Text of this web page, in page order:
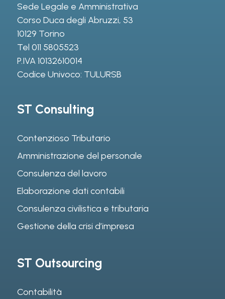
Sede Legale e Amministrativa
Corso Duca degli Abruzzi, 53
10129 Torino
Tel 011 5805523
P.IVA 10132610014
Codice Univoco: TULURSB
ST Consulting
Contenzioso Tributario
Amministrazione del personale
Consulenza del lavoro
Elaborazione dati contabili
Consulenza civilistica e tributaria
Gestione della crisi d’impresa
ST Outsourcing
Contabilità